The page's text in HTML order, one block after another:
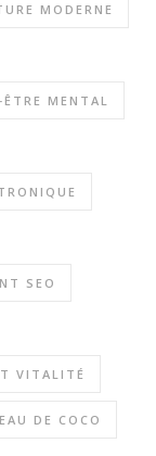
MODERNE
ÊTRE MENTAL
SEO
VITALITÉ
EAU DE COCO